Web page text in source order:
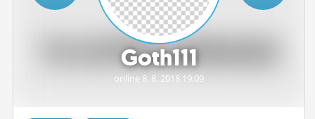
STATUSY
Goth111
online 8. 8. 2018 19:09